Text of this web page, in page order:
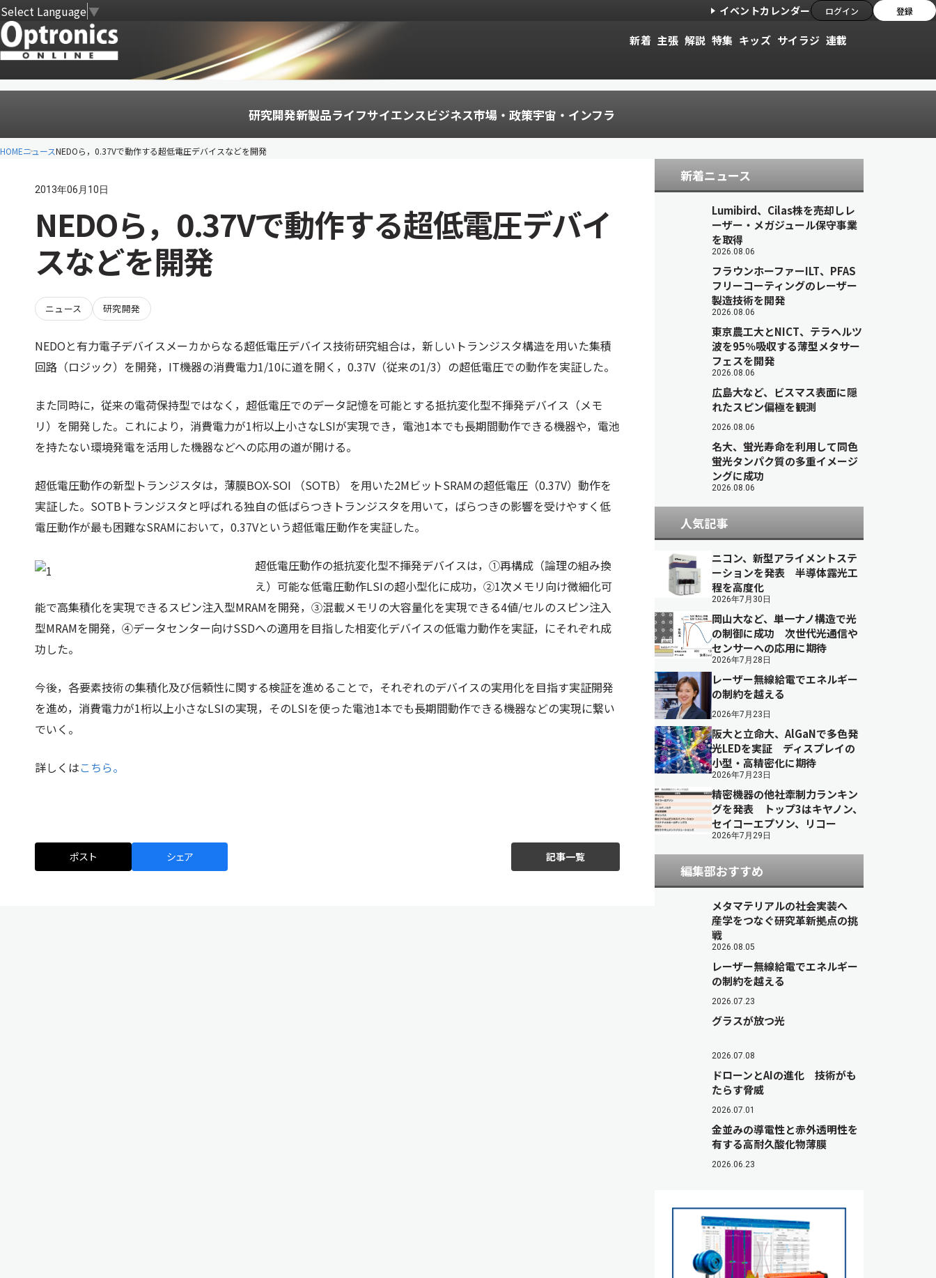
Select Language▼ イベントカレンダー ログイン 登録
新着 主張 解説 特集 キッズ サイラジ 連載
研究開発新製品ライフサイエンスビジネス市場・政策宇宙・インフラ
HOMEニュースNEDOら，0.37Vで動作する超低電圧デバイスなどを開発
2013年06月10日
NEDOら，0.37Vで動作する超低電圧デバイ
スなどを開発
ニュース 研究開発
NEDOと有力電子デバイスメーカからなる超低電圧デバイス技術研究組合は，新しいトランジスタ構造を用いた集積
回路（ロジック）を開発，IT機器の消費電力1/10に道を開く，0.37V（従来の1/3）の超低電圧での動作を実証した。
また同時に，従来の電荷保持型ではなく，超低電圧でのデータ記憶を可能とする抵抗変化型不揮発デバイス（メモ
リ）を開発した。これにより，消費電力が1桁以上小さなLSIが実現でき，電池1本でも長期間動作できる機器や，電池
を持たない環境発電を活用した機器などへの応用の道が開ける。
超低電圧動作の新型トランジスタは，薄膜BOX-SOI （SOTB） を用いた2MビットSRAMの超低電圧（0.37V）動作を
実証した。SOTBトランジスタと呼ばれる独自の低ばらつきトランジスタを用いて，ばらつきの影響を受けやすく低
電圧動作が最も困難なSRAMにおいて，0.37Vという超低電圧動作を実証した。
超低電圧動作の抵抗変化型不揮発デバイスは，①再構成（論理の組み換
え）可能な低電圧動作LSIの超小型化に成功，②1次メモリ向け微細化可
能で高集積化を実現できるスピン注入型MRAMを開発，③混載メモリの大容量化を実現できる4値/セルのスピン注入
型MRAMを開発，④データセンター向けSSDへの適用を目指した相変化デバイスの低電力動作を実証，にそれぞれ成
功した。
今後，各要素技術の集積化及び信頼性に関する検証を進めることで，それぞれのデバイスの実用化を目指す実証開発
を進め，消費電力が1桁以上小さなLSIの実現，そのLSIを使った電池1本でも長期間動作できる機器などの実現に繋い
でいく。
詳しくはこちら。
ポスト シェア 記事一覧
新着ニュース
Lumibird、Cilas株を売却しレ
ーザー・メガジュール保守事業
を取得
2026.08.06
フラウンホーファーILT、PFAS
フリーコーティングのレーザー
製造技術を開発
2026.08.06
東京農工大とNICT、テラヘルツ
波を95％吸収する薄型メタサー
フェスを開発
2026.08.06
広島大など、ビスマス表面に隠
れたスピン偏極を観測
2026.08.06
名大、蛍光寿命を利用して同色
蛍光タンパク質の多重イメージ
ングに成功
2026.08.06
人気記事
ニコン、新型アライメントステ
ーションを発表 半導体露光工
程を高度化
2026年7月30日
岡山大など、単一ナノ構造で光
の制御に成功 次世代光通信や
センサーへの応用に期待
2026年7月28日
レーザー無線給電でエネルギー
の制約を越える
2026年7月23日
阪大と立命大、AlGaNで多色発
光LEDを実証 ディスプレイの
小型・高精密化に期待
2026年7月23日
精密機器の他社牽制力ランキン
グを発表 トップ3はキヤノン、
セイコーエプソン、リコー
2026年7月29日
編集部おすすめ
メタマテリアルの社会実装へ
産学をつなぐ研究革新拠点の挑
戦
2026.08.05
レーザー無線給電でエネルギー
の制約を越える
2026.07.23
グラスが放つ光
2026.07.08
ドローンとAIの進化 技術がも
たらす脅威
2026.07.01
金並みの導電性と赤外透明性を
有する高耐久酸化物薄膜
2026.06.23